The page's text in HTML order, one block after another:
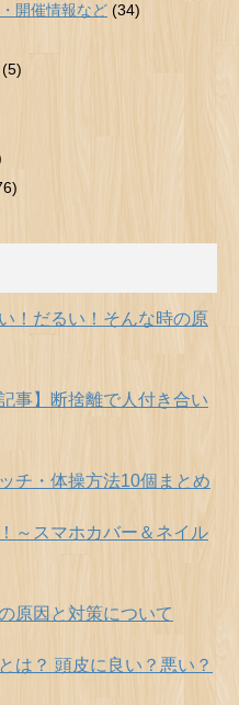
開催情報など (34)
(5)
！だるい！そんな時の原
事】断捨離で人付き合い
チ・体操方法10個まとめ
～スマホカバー＆ネイル
原因と対策について
は？ 頭皮に良い？悪い？